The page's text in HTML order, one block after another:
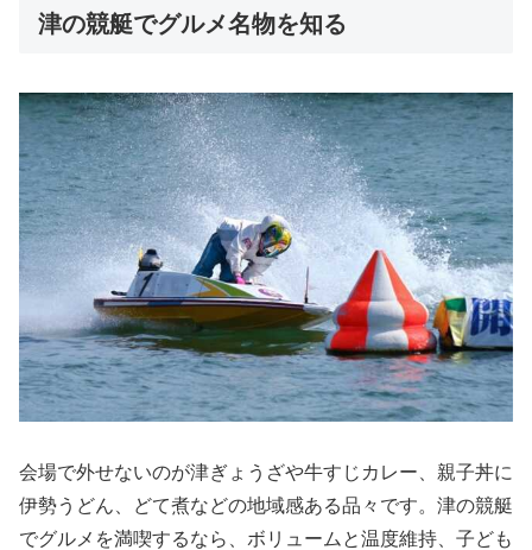
津の競艇でグルメ名物を知る
会場で外せないのが津ぎょうざや牛すじカレー、親子丼に
伊勢うどん、どて煮などの地域感ある品々です。津の競艇
でグルメを満喫するなら、ボリュームと温度維持、子ども